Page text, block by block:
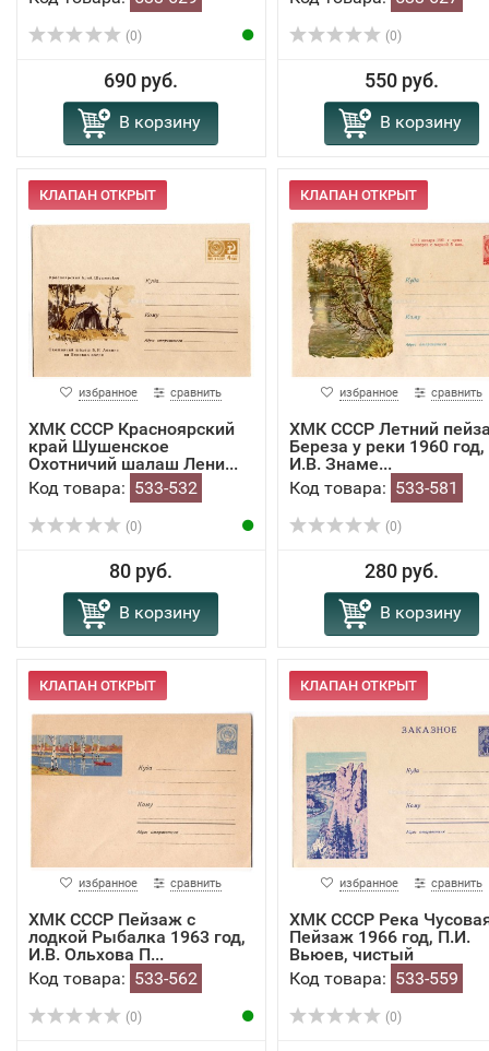
(0)
690 руб.
В корзину
(0)
550 руб.
В корзину
КЛАПАН ОТКРЫТ
избранное сравнить
ХМК СССР Красноярский
край Шушенское
Охотничий шалаш Лени...
Код товара: 533-532
(0)
80 руб.
В корзину
КЛАПАН ОТКРЫТ
избранное сравнить
ХМК СССР Летний
Береза у реки 1960 год,
И.В. Знаме...
Код товара: 533-581
(0)
280 руб.
В корзину
КЛАПАН ОТКРЫТ
избранное сравнить
ХМК СССР Пейзаж с
лодкой Рыбалка 1963 год,
И.В. Ольхова П...
Код товара: 533-562
(0)
КЛАПАН ОТКРЫТ
избранное сравнить
ХМК СССР Река
Пейзаж 1966 год, П.И.
Вьюев, чистый
Код товара: 533-559
(0)